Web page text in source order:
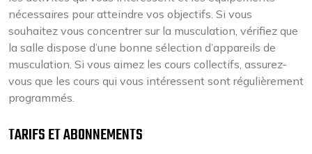
nécessaires pour atteindre vos objectifs. Si vous
souhaitez vous concentrer sur la musculation, vérifiez que
la salle dispose d’une bonne sélection d’appareils de
musculation. Si vous aimez les cours collectifs, assurez-
vous que les cours qui vous intéressent sont régulièrement
programmés.
TARIFS ET ABONNEMENTS